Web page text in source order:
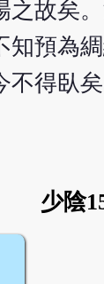
故矣
知預為
得臥矣
少陰